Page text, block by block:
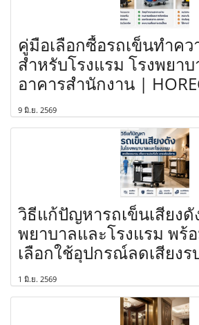
คู่มือเลือกซื้อรถเข็นทำค
สำหรับโรงแรม โรงพยา
อาคารสำนักงาน |
9 มิ.ย. 2569
วิธีแก้ปัญหารถเข็นเสียงดั
พยาบาลและโรงแรม พร้
เลือกใช้อุปกรณ์ลดเสียงร
1 มิ.ย. 2569